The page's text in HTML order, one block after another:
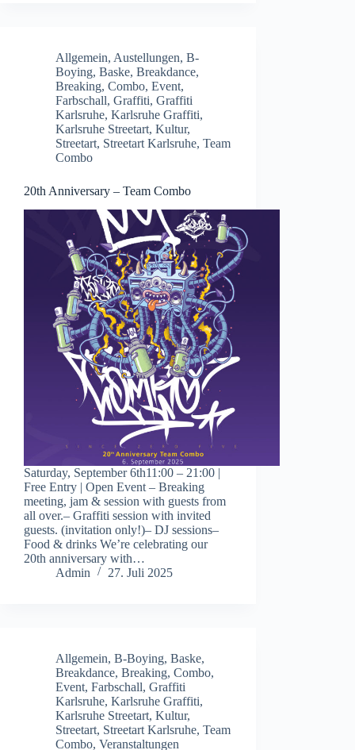
Allgemein, Austellungen, B-
Boying, Baske, Breakdance,
Breaking, Combo, Event,
Farbschall, Graffiti, Graffiti
Karlsruhe, Karlsruhe Graffiti,
Karlsruhe Streetart, Kultur,
Streetart, Streetart Karlsruhe, Team
Combo
20th Anniversary – Team Combo
Saturday, September 6th11:00 – 21:00 |
Free Entry | Open Event – Breaking
meeting, jam & session with guests from
all over.– Graffiti session with invited
guests. (invitation only!)– DJ sessions–
Food & drinks We’re celebrating our
20th anniversary with…
Admin
27. Juli 2025
Allgemein, B-Boying, Baske,
Breakdance, Breaking, Combo,
Event, Farbschall, Graffiti
Karlsruhe, Karlsruhe Graffiti,
Karlsruhe Streetart, Kultur,
Streetart, Streetart Karlsruhe, Team
Combo, Veranstaltungen